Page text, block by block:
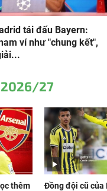
tái đấu Bayern:
ví như "chung kết",
2026/27
thêm Đồng đội cũ của